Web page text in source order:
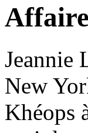
Jeannie
New
Khéops